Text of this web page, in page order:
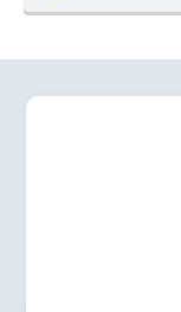
Sala M. do